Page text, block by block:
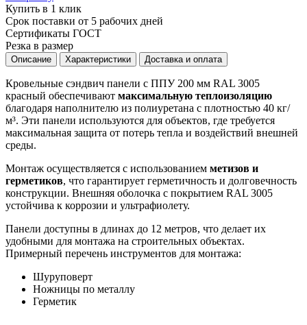
Купить в 1 клик
Срок поставки от 5 рабочих дней
Сертификаты ГОСТ
Резка в размер
Описание Характеристики Доставка и оплата
Кровельные сэндвич панели с ППУ 200 мм RAL 3005
красный обеспечивают максимальную теплоизоляцию
благодаря наполнителю из полиуретана с плотностью 40 кг/
м³. Эти панели используются для объектов, где требуется
максимальная защита от потерь тепла и воздействий внешней
среды.
Монтаж осуществляется с использованием метизов и
герметиков, что гарантирует герметичность и долговечность
конструкции. Внешняя оболочка с покрытием RAL 3005
устойчива к коррозии и ультрафиолету.
Панели доступны в длинах до 12 метров, что делает их
удобными для монтажа на строительных объектах.
Примерный перечень инструментов для монтажа:
Шуруповерт
Ножницы по металлу
Герметик